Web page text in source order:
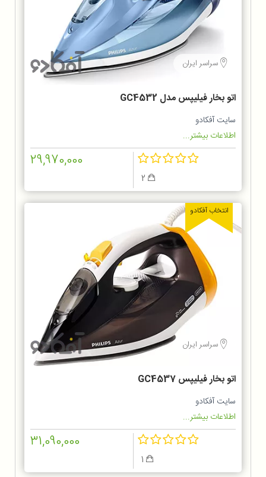
سراسر ایران
اتو بخار فیلیپس مدل GC4532
سایت آفکادو
اطلاعات بیشتر...
29,970,000
انتخاب آفکادو
سراسر ایران
اتو بخار فیلیپس GC4537
سایت آفکادو
اطلاعات بیشتر...
31,090,000